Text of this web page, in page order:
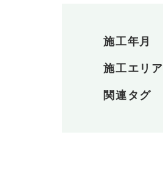
施工年月
施工エリア
関連タグ